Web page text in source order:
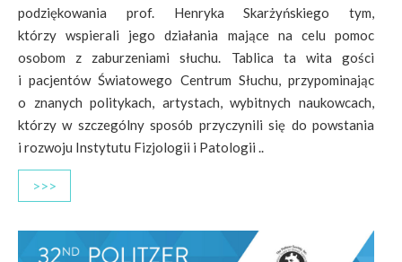
podziękowania prof. Henryka Skarżyńskiego tym,
którzy wspierali jego działania mające na celu pomoc
osobom z zaburzeniami słuchu. Tablica ta wita gości
i pacjentów Światowego Centrum Słuchu, przypominając
o znanych politykach, artystach, wybitnych naukowcach,
którzy w szczególny sposób przyczynili się do powstania
i rozwoju Instytutu Fizjologii i Patologii ..
>>>